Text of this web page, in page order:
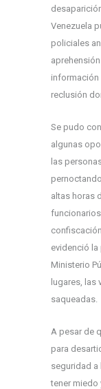
Venezuela
policiales
información
reclusión
Se pudo
algunas
las
altas horas
evidenció la
Ministerio
lugares, las
saqueadas.
A pesar de
para
seguridad a
tener miedo